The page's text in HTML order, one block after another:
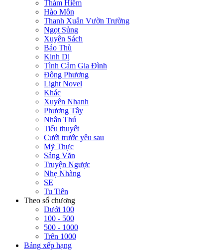
Thám Hiểm
Hào Môn
Thanh Xuân Vườn Trường
Ngọt Sủng
Xuyên Sách
Báo Thù
Kinh Dị
Tình Cảm Gia Đình
Đông Phương
Light Novel
Khác
Xuyên Nhanh
Phương Tây
Nhân Thú
Tiểu thuyết
Cưới trước yêu sau
Mỹ Thực
Sảng Văn
Truyện Ngược
Nhẹ Nhàng
SE
Tu Tiên
Theo số chương
Dưới 100
100 - 500
500 - 1000
Trên 1000
Bảng xếp hạng